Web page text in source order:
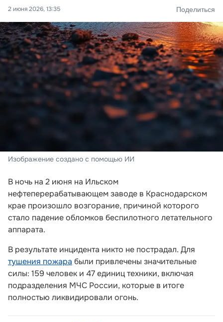
2 июня 2026, 13:35 Поделиться
Изображение создано с помощью ИИ
В ночь на 2 июня на Ильском
нефтеперерабатывающем заводе в Краснодарском
крае произошло возгорание, причиной которого
стало падение обломков беспилотного летательного
аппарата.
В результате инцидента никто не пострадал. Для
тушения пожара были привлечены значительные
силы: 159 человек и 47 единиц техники, включая
подразделения МЧС России, которые в итоге
полностью ликвидировали огонь.